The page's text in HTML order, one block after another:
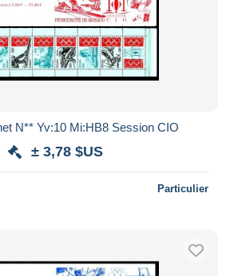
N** Yv:10 Mi:HB8 Session CIO
± 3,78 $US
Particulier